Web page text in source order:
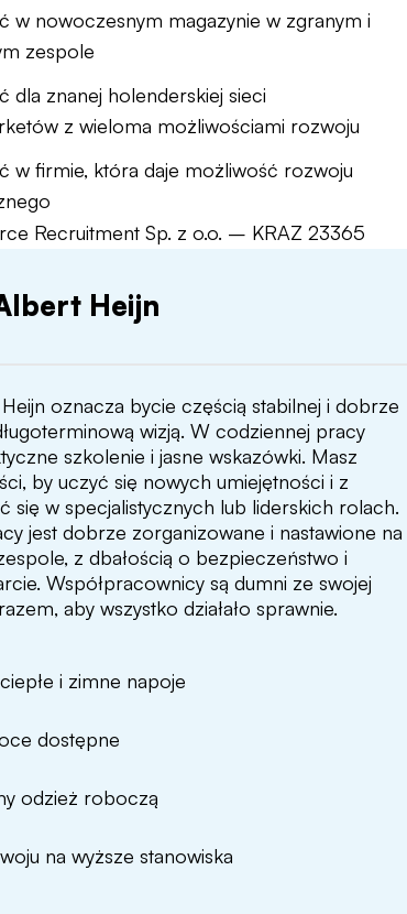
w nowoczesnym magazynie w zgranym i
zespole
dla znanej holenderskiej sieci
z wieloma możliwościami rozwoju
w firmie, która daje możliwość rozwoju
Recruitment Sp. z o.o. – KRAZ 23365
Heijn
oznacza bycie częścią stabilnej i dobrze
wizją. W codziennej pracy
szkolenie i jasne wskazówki. Masz
by uczyć się nowych umiejętności i z
się w specjalistycznych lub liderskich rolach.
jest dobrze zorganizowane i nastawione na
z dbałością o bezpieczeństwo i
Współpracownicy są dumni ze swojej
aby wszystko działało sprawnie.
i zimne napoje
dostępne
odzież roboczą
na wyższe stanowiska